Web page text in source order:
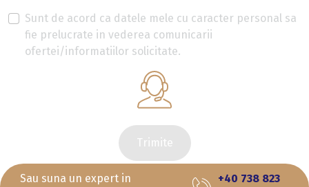
Sunt de acord ca datele mele cu caracter personal sa
fie prelucrate in vederea comunicarii
ofertei/informatiilor solicitate.
Trimite
Sau suna un expert in
+40 738 823